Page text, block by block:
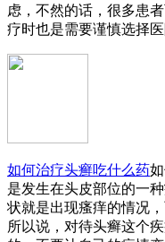
虑，不然的话，很多患
疗时也是需要谨慎选择
如何治疗头癣吃什么药
是发生在头皮部位的一
状就是出现瘙痒的情况
所以说，对待头癣这个